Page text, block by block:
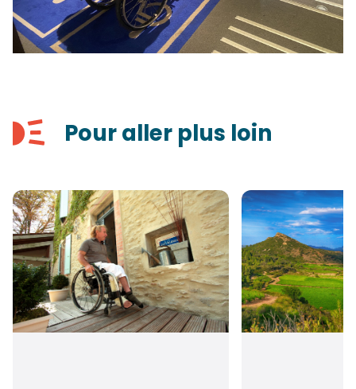
Pour aller plus loin